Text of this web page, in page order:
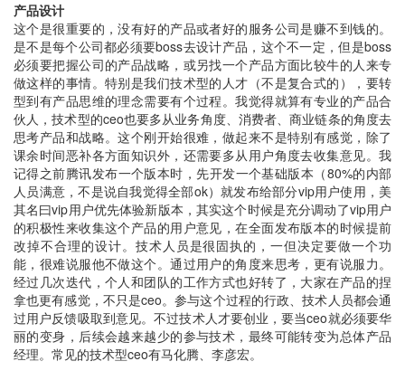
产品设计
这个是很重要的，没有好的产品或者好的服务公司是赚不到钱的。
是不是每个公司都必须要boss去设计产品，这个不一定，但是boss
必须要把握公司的产品战略，或另找一个产品方面比较牛的人来专
做这样的事情。特别是我们技术型的人才（不是复合式的），要转
型到有产品思维的理念需要有个过程。我觉得就算有专业的产品合
伙人，技术型的ceo也要多从业务角度、消费者、商业链条的角度去
思考产品和战略。这个刚开始很难，做起来不是特别有感觉，除了
课余时间恶补各方面知识外，还需要多从用户角度去收集意见。我
记得之前腾讯发布一个版本时，先开发一个基础版本（80%的内部
人员满意，不是说自我觉得全部ok）就发布给部分vip用户使用，美
其名曰vip用户优先体验新版本，其实这个时候是充分调动了vip用户
的积极性来收集这个产品的用户意见，在全面发布版本的时候提前
改掉不合理的设计。技术人员是很固执的，一但决定要做一个功
能，很难说服他不做这个。通过用户的角度来思考，更有说服力。
经过几次迭代，个人和团队的工作方式也好转了，大家在产品的捏
拿也更有感觉，不只是ceo。参与这个过程的行政、技术人员都会通
过用户反馈吸取到意见。不过技术人才要创业，要当ceo就必须要华
丽的变身，后续会越来越少的参与技术，最终可能转变为总体产品
经理。常见的技术型ceo有马化腾、李彦宏。